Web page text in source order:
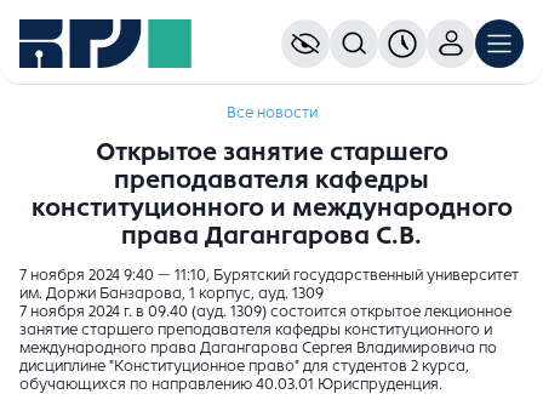
Все новости
Открытое занятие старшего
преподавателя кафедры
конституционного и международного
права Дагангарова С.В.
7 ноября 2024 9:40 — 11:10, Бурятский государственный университет
им. Доржи Банзарова, 1 корпус, ауд. 1309
7 ноября 2024 г. в 09.40 (ауд. 1309) состоится открытое лекционное
занятие старшего преподавателя кафедры конституционного и
международного права Дагангарова Сергея Владимировича по
дисциплине "Конституционное право" для студентов 2 курса,
обучающихся по направлению 40.03.01 Юриспруденция.